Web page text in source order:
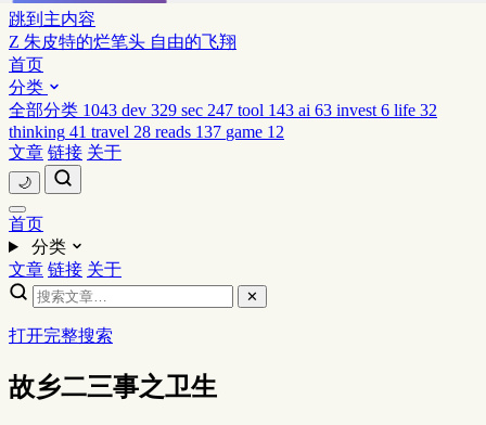
跳到主内容
Z 朱皮特的烂笔头 自由的飞翔
首页
分类
全部分类 1043 dev 329 sec 247 tool 143 ai 63 invest 6 life 32
thinking 41 travel 28 reads 137 game 12
文章 链接 关于
🌙
首页
分类
文章 链接 关于
✕
打开完整搜索
故乡二三事之卫生